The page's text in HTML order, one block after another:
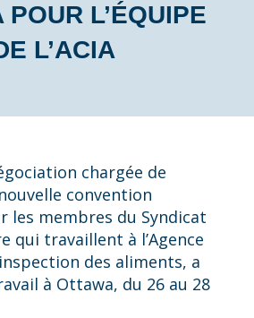
POUR L’ÉQUIPE
L’ACIA
chargée de
convention
les membres du Syndicat
qui travaillent à l’Agence
des aliments, a
à Ottawa, du 26 au 28